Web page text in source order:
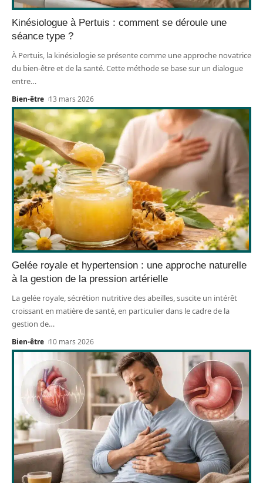
Kinésiologue à Pertuis : comment se déroule une
séance type ?
À Pertuis, la kinésiologie se présente comme une approche novatrice
du bien-être et de la santé. Cette méthode se base sur un dialogue
entre…
Bien-être 13 mars 2026
Gelée royale et hypertension : une approche naturelle
à la gestion de la pression artérielle
La gelée royale, sécrétion nutritive des abeilles, suscite un intérêt
croissant en matière de santé, en particulier dans le cadre de la
gestion de…
Bien-être 10 mars 2026